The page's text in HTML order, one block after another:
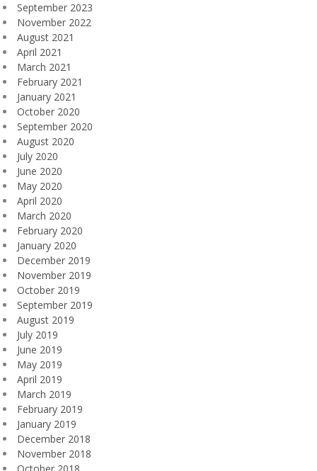
September 2023
November 2022
August 2021
April 2021
March 2021
February 2021
January 2021
October 2020
September 2020
August 2020
July 2020
June 2020
May 2020
April 2020
March 2020
February 2020
January 2020
December 2019
November 2019
October 2019
September 2019
August 2019
July 2019
June 2019
May 2019
April 2019
March 2019
February 2019
January 2019
December 2018
November 2018